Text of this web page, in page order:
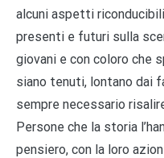
alcuni aspetti
presenti e futuri sulla
giovani e con coloro che
siano tenuti, lontano dai
sempre necessario
Persone che la storia
pensiero, con la loro